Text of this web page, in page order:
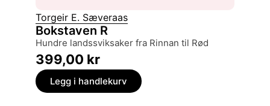
Torgeir E. Sæveraas
Bokstaven R
hundre landssviksaker fra Rinnan til Rød
399,00 kr
Legg i handlekurv